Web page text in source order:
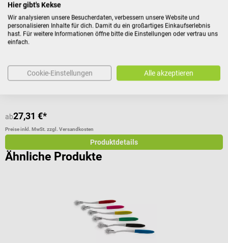
Prüfinstrument zur Kontrolle des Temperatursinnes
ab27,31 €*
Preise inkl. MwSt. zzgl. Versandkosten
Produktdetails
Ähnliche Produkte
Hier gibt's Kekse
Wir analysieren unsere Besucherdaten, verbessern unsere Website und
personalisieren Inhalte für dich. Damit du ein großartiges Einkaufserlebnis
hast. Für weitere Informationen öffne bitte die Einstellungen oder vertrau uns
einfach.
Cookie-Einstellungen Alle akzeptieren